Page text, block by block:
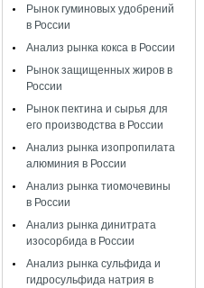
Рынок гуминовых удобрений
в России
Анализ рынка кокса в России
Рынок защищенных жиров в
России
Рынок пектина и сырья для
его производства в России
Анализ рынка изопропилата
алюминия в России
Анализ рынка тиомочевины
в России
Анализ рынка динитрата
изосорбида в России
Анализ рынка сульфида и
гидросульфида натрия в